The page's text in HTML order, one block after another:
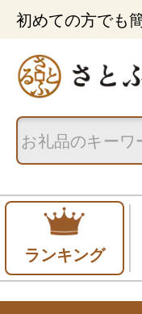
初めての方でも
ランキング